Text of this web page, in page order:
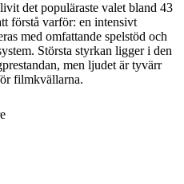
det populäraste valet bland 43
förstå varför: en intensivt
med omfattande spelstöd och
Största styrkan ligger i den
men ljudet är tyvärr
filmkvällarna.